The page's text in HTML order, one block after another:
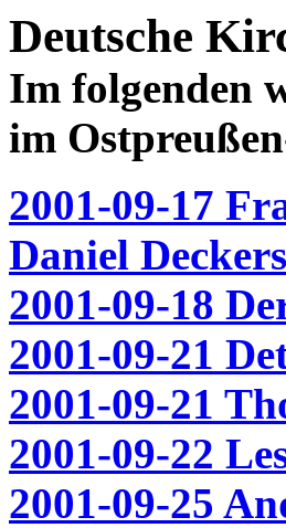
Deutsche
Im folgenden
im
2001-09-17
Daniel Deckers
2001-09-18
2001-09-21
2001-09-21
2001-09-22
2001-09-25